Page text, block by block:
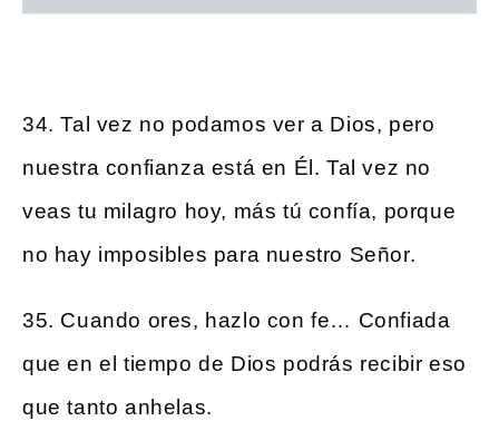
34. Tal vez no podamos ver a Dios, pero
nuestra confianza está en Él. Tal vez no
veas tu milagro hoy, más tú confía, porque
no hay imposibles para nuestro Señor.
35. Cuando ores, hazlo con fe… Confiada
que en el tiempo de Dios podrás recibir eso
que tanto anhelas.